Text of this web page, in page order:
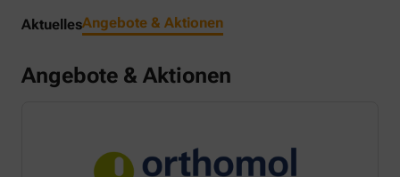
AktuellesAngebote & Aktionen
Angebote & Aktionen